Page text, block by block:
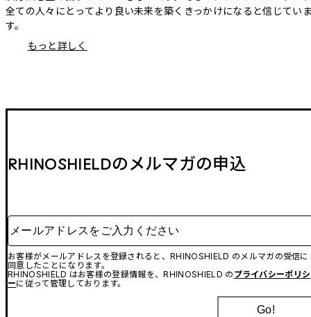
全ての人々にとってより良い未来を築くきっかけになると信じてい
す。
もっと詳しく
RHINOSHIELDのメルマガの申込
メールアドレスをご入力ください
お客様がメールアドレスを登録されると、RHINOSHIELD のメルマガの受信に
同意したことになります。
RHINOSHIELD はお客様の登録情報を、RHINOSHIELD の プライバシーポリシ
ーに従って管理しております。
Go!